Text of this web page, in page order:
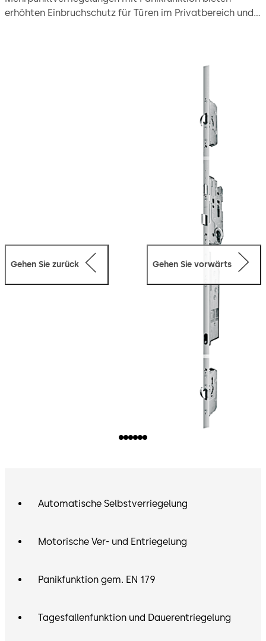
erhöhten Einbruchschutz für Türen im Privatbereich und
Stahlschwenkriegeln wird hoher Einbruchschutz bis
Widerstandsklasse 4 erreicht. M-SVP 2000 Schlösser
werden profilbezogen als komplette Montagesysteme
geliefert, alle Steuerungskomponenten lassen sich
elegant in den Türrahmen integrieren. M-SVP 2000
Schlösser sind als Notausgangsverschluss für Türen in
Rettungswegen und für den Einsatz in Feuer- und
Gehen Sie zurück Gehen Sie vorwärts
Automatische Selbstverriegelung
Motorische Ver- und Entriegelung
Panikfunktion gem. EN 179
Tagesfallenfunktion und Dauerentriegelung